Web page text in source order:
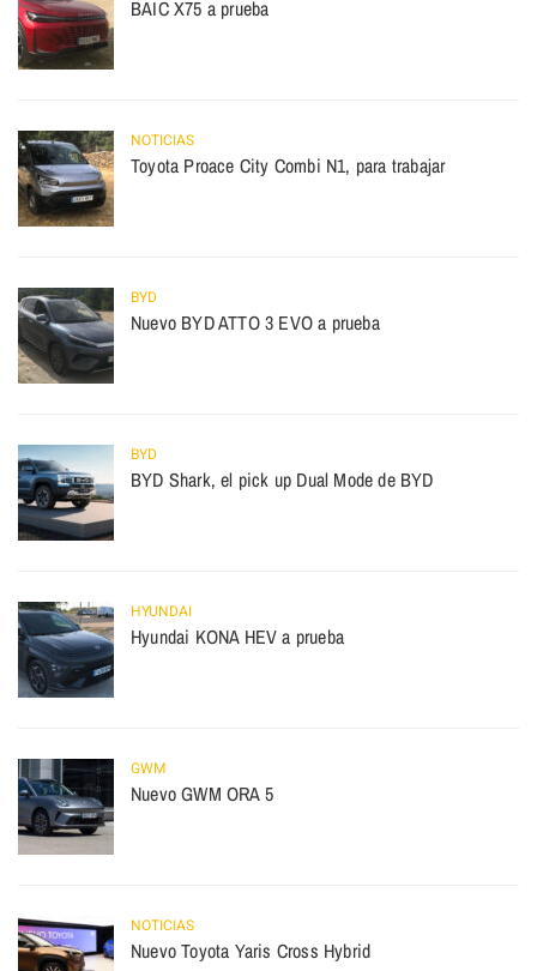
BAIC X75 a prueba
NOTICIAS
Toyota Proace City Combi N1, para trabajar
BYD
Nuevo BYD ATTO 3 EVO a prueba
BYD
BYD Shark, el pick up Dual Mode de BYD
HYUNDAI
Hyundai KONA HEV a prueba
GWM
Nuevo GWM ORA 5
NOTICIAS
Nuevo Toyota Yaris Cross Hybrid